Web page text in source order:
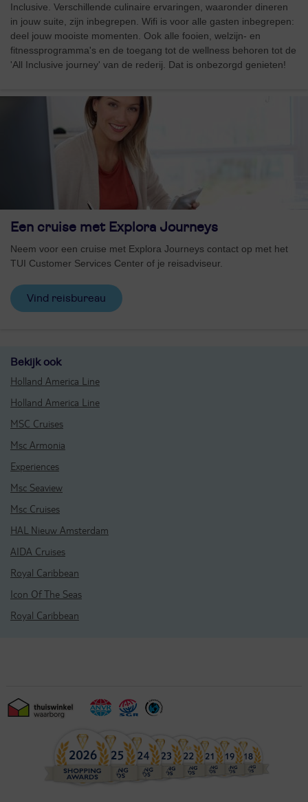
Inclusive. Verschillende culinaire ervaringen, waaronder dineren
in jouw suite, zijn inbegrepen. Wifi is voor alle gasten inbegrepen:
deel jouw mooiste momenten. Ook alle fooien, welzijn- en
fitnessprogramma's en de toegang tot de wellness behoren tot de
'All Inclusive journey' van de rederij. Dat is onbezorgd genieten!
Een cruise met Explora Journeys
Neem voor een cruise met Explora Journeys contact op met het
TUI Customer Services Center of je reisadviseur.
Vind reisbureau
Bekijk ook
Holland America Line
Holland America Line
MSC Cruises
Msc Armonia
Experiences
Msc Seaview
Msc Cruises
HAL Nieuw Amsterdam
AIDA Cruises
Royal Caribbean
Icon Of The Seas
Royal Caribbean